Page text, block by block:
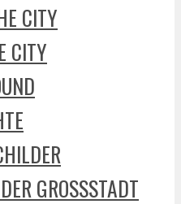
CITY
CITY
GROSSSTADT